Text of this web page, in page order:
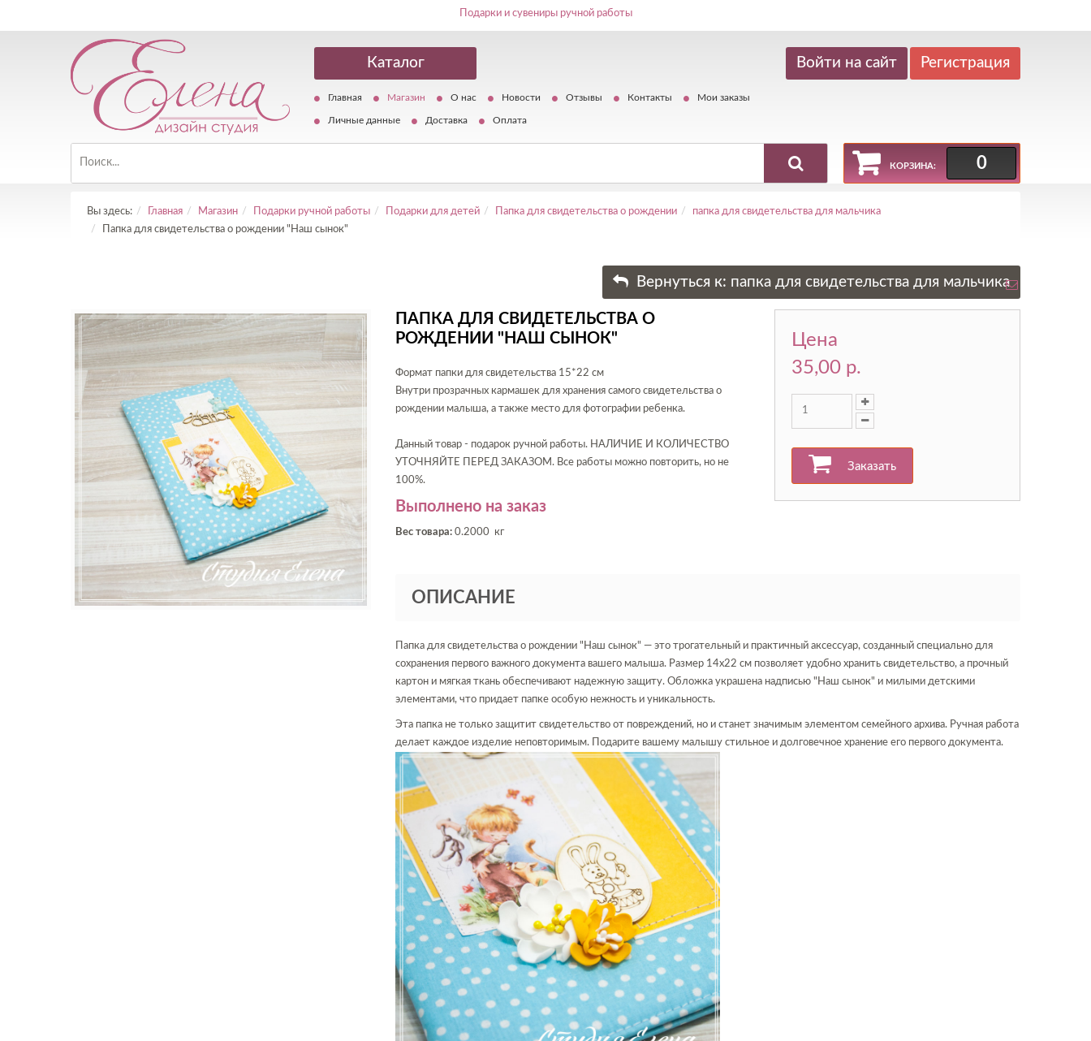
Подарки и сувениры ручной работы
Каталог
Главная Магазин О нас Новости Отзывы Контакты Мои заказы
Личные данные Доставка Оплата
Регистрация
КОРЗИНА: 0
Вы здесь: Главная Магазин Подарки ручной работы Подарки для детей Папка для свидетельства о рождении
папка для свидетельства для мальчика
Папка для свидетельства о рождении "Наш сынок"
Вернуться к: папка для свидетельства для мальчика
ПАПКА ДЛЯ СВИДЕТЕЛЬСТВА О
РОЖДЕНИИ "НАШ СЫНОК"
Формат папки для свидетельства 15*22 см
Внутри прозрачных кармашек для хранения самого свидетельства о
рождении малыша, а также место для фотографии ребенка.
Данный товар - подарок ручной работы. НАЛИЧИЕ И КОЛИЧЕСТВО
УТОЧНЯЙТЕ ПЕРЕД ЗАКАЗОМ. Все работы можно повторить, но не
100%.
Выполнено на заказ
Вес товара: 0.2000 кг
Цена
35,00 p.
Заказать
ОПИСАНИЕ
Папка для свидетельства о рождении "Наш сынок" — это трогательный и практичный аксессуар, созданный специально для
сохранения первого важного документа вашего малыша. Размер 14x22 см позволяет удобно хранить свидетельство, а прочный
картон и мягкая ткань обеспечивают надежную защиту. Обложка украшена надписью "Наш сынок" и милыми детскими
элементами, что придает папке особую нежность и уникальность.
Эта папка не только защитит свидетельство от повреждений, но и станет значимым элементом семейного архива. Ручная работа
делает каждое изделие неповторимым. Подарите вашему малышу стильное и долговечное хранение его первого документа.